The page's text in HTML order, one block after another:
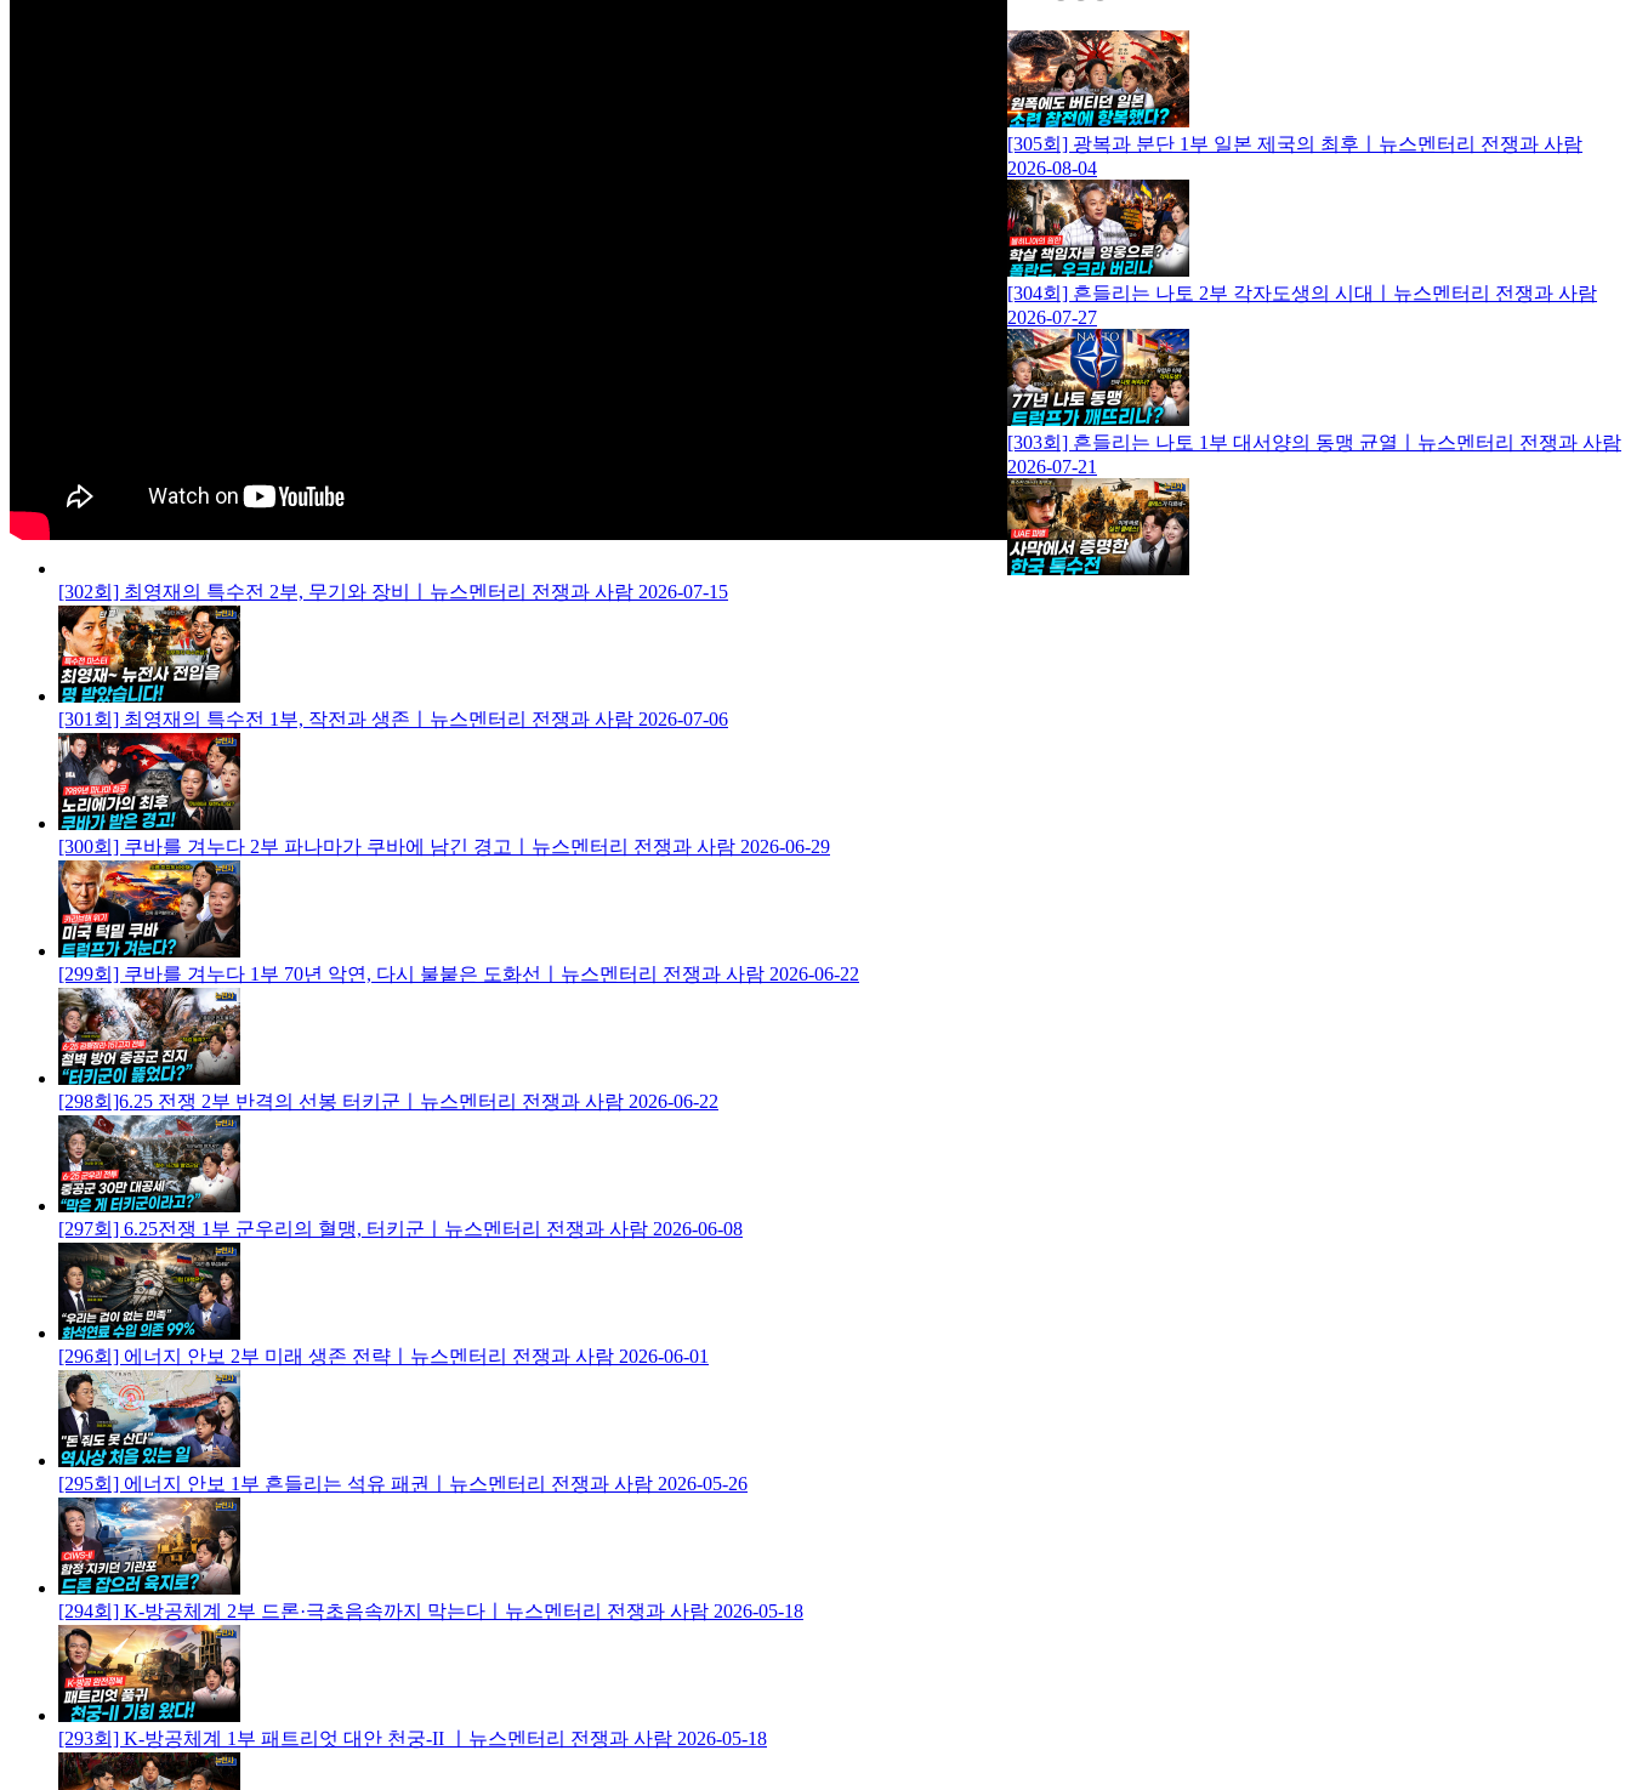
[305회] 광복과 분단 1부 일본 제국의 최후ㅣ뉴스멘터리 전쟁과 사람
2026-08-04
[304회] 흔들리는 나토 2부 각자도생의 시대ㅣ뉴스멘터리 전쟁과 사람
2026-07-27
[303회] 흔들리는 나토 1부 대서양의 동맹 균열ㅣ뉴스멘터리 전쟁과 사람
2026-07-21
[302회] 최영재의 특수전 2부, 무기와 장비ㅣ뉴스멘터리 전쟁과 사람 2026-07-15
[301회] 최영재의 특수전 1부, 작전과 생존ㅣ뉴스멘터리 전쟁과 사람 2026-07-06
[300회] 쿠바를 겨누다 2부 파나마가 쿠바에 남긴 경고ㅣ뉴스멘터리 전쟁과 사람 2026-06-29
[299회] 쿠바를 겨누다 1부 70년 악연, 다시 불붙은 도화선ㅣ뉴스멘터리 전쟁과 사람 2026-06-22
[298회]6.25 전쟁 2부 반격의 선봉 터키군ㅣ뉴스멘터리 전쟁과 사람 2026-06-22
[297회] 6.25전쟁 1부 군우리의 혈맹, 터키군ㅣ뉴스멘터리 전쟁과 사람 2026-06-08
[296회] 에너지 안보 2부 미래 생존 전략ㅣ뉴스멘터리 전쟁과 사람 2026-06-01
[295회] 에너지 안보 1부 흔들리는 석유 패권ㅣ뉴스멘터리 전쟁과 사람 2026-05-26
[294회] K-방공체계 2부 드론·극초음속까지 막는다ㅣ뉴스멘터리 전쟁과 사람 2026-05-18
[293회] K-방공체계 1부 패트리엇 대안 천궁-II ㅣ뉴스멘터리 전쟁과 사람 2026-05-18